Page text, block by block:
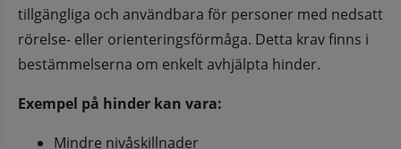
tillgängliga och användbara för personer med nedsatt
rörelse- eller orienteringsförmåga. Detta krav finns i
bestämmelserna om enkelt avhjälpta hinder.
Exempel på hinder kan vara:
Mindre nivåskillnader